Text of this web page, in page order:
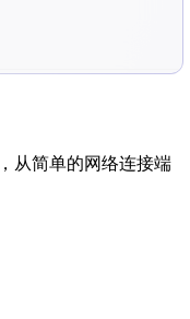
从简单的网络连接端